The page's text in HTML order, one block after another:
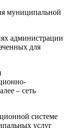
муниципальной
администрации
для
– сеть
системе
услуг